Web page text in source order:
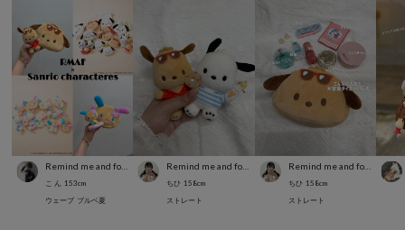
こ ん 153cm
ウェーブ ブルベ夏
ちひ 158cm
ストレート
Remind me and forever
ちひ 158cm
ストレート